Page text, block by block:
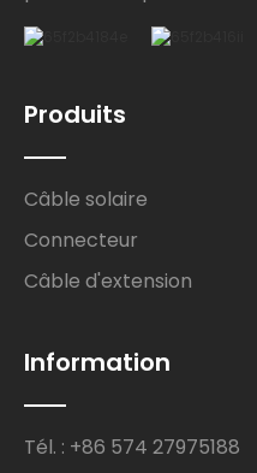
Produits
Câble solaire
Connecteur
Câble d'extension
Information
Tél. : +86 574 27975188